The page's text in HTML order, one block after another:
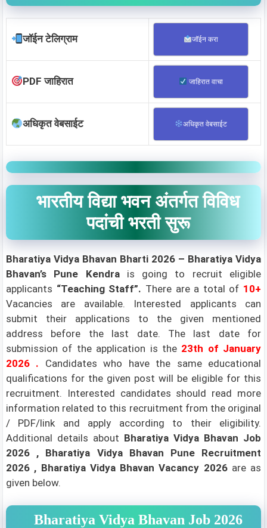
जॉईन टेलिग्राम जॉईन करा
PDF जाहिरात जाहिरात वाचा
अधिकृत वेबसाईट अधिकृत वेबसाईट
भारतीय विद्या भवन अंतर्गत विविध
पदांची भरती सुरू
Bharatiya Vidya Bhavan Bharti 2026 – Bharatiya Vidya
Bhavan’s Pune Kendrais going to recruit eligible
applicants “Teaching Staff”. There are a total of 10+
Vacancies are available. Interested applicants can
submit their applications to the given mentioned
address before the last date. The last date for
submission of the application is the 23th of January
2026 .
Candidates who have the same educational
qualifications for the given post will be eligible for this
recruitment. Interested candidates should read more
information related to this recruitment from the original
/ PDF/link and apply according to their eligibility.
Additional details about Bharatiya Vidya Bhavan Job
2026 , Bharatiya Vidya Bhavan Pune Recruitment
2026 , Bharatiya Vidya Bhavan Vacancy 2026 are as
given below.
Bharatiya Vidya Bhavan Job 2026